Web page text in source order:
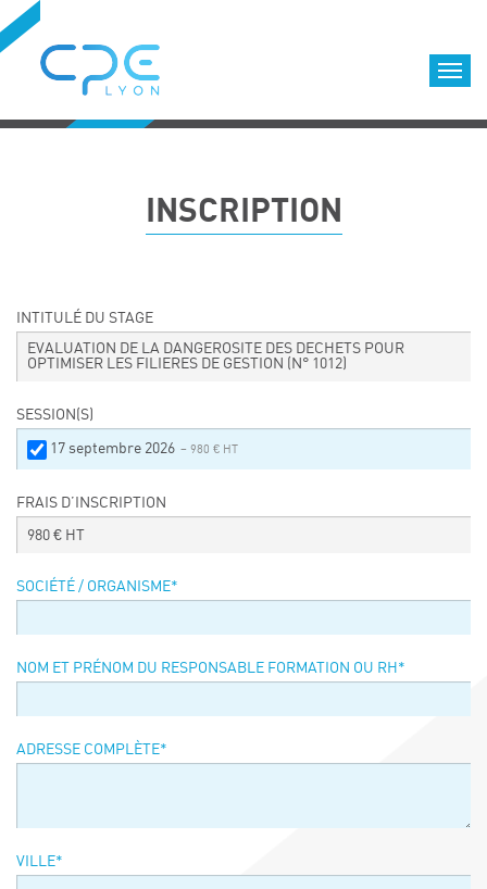
Formations diplômantes
Equipe
Nous choisir
LOCATION DE SALLES DE FORMATION
Accès
Événements
FRENCH-CHINESE CONFERENCE ON GREEN
INSCRIPTION
INTITULÉ DU STAGE
EVALUATION DE LA DANGEROSITE DES DECHETS POUR
OPTIMISER LES FILIERES DE GESTION (N° 1012)
SESSION(S)
17 septembre 2026 – 980 € HT
FRAIS D’INSCRIPTION
980 € HT
SOCIÉTÉ / ORGANISME*
NOM ET PRÉNOM DU RESPONSABLE FORMATION OU RH *
ADRESSE COMPLÈTE*
VILLE*
Cookies management panel